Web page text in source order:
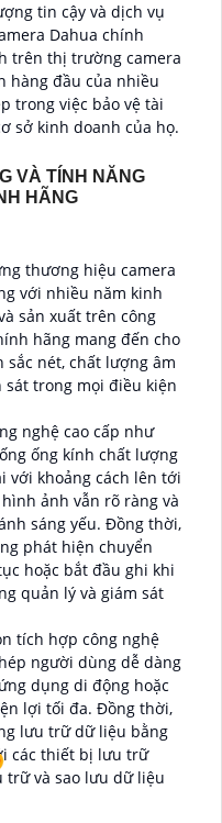
tin cậy và dịch vụ
Dahua chính
trên thị trường camera
hàng đầu của nhiều
trong việc bảo vệ tài
sở kinh doanh của họ.
VÀ TÍNH NĂNG
HÃNG
thương hiệu camera
với nhiều năm kinh
sản xuất trên công
hãng mang đến cho
nét, chất lượng âm
trong mọi điều kiện
nghệ cao cấp như
ống kính chất lượng
với khoảng cách lên tới
ảnh vẫn rõ ràng và
sáng yếu. Đồng thời,
phát hiện chuyển
hoặc bắt đầu ghi khi
quản lý và giám sát
tích hợp công nghệ
người dùng dễ dàng
dụng di động hoặc
lợi tối đa. Đồng thời,
lưu trữ dữ liệu bằng
các thiết bị lưu trữ
trữ và sao lưu dữ liệu